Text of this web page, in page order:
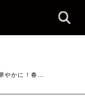
やかに！春…